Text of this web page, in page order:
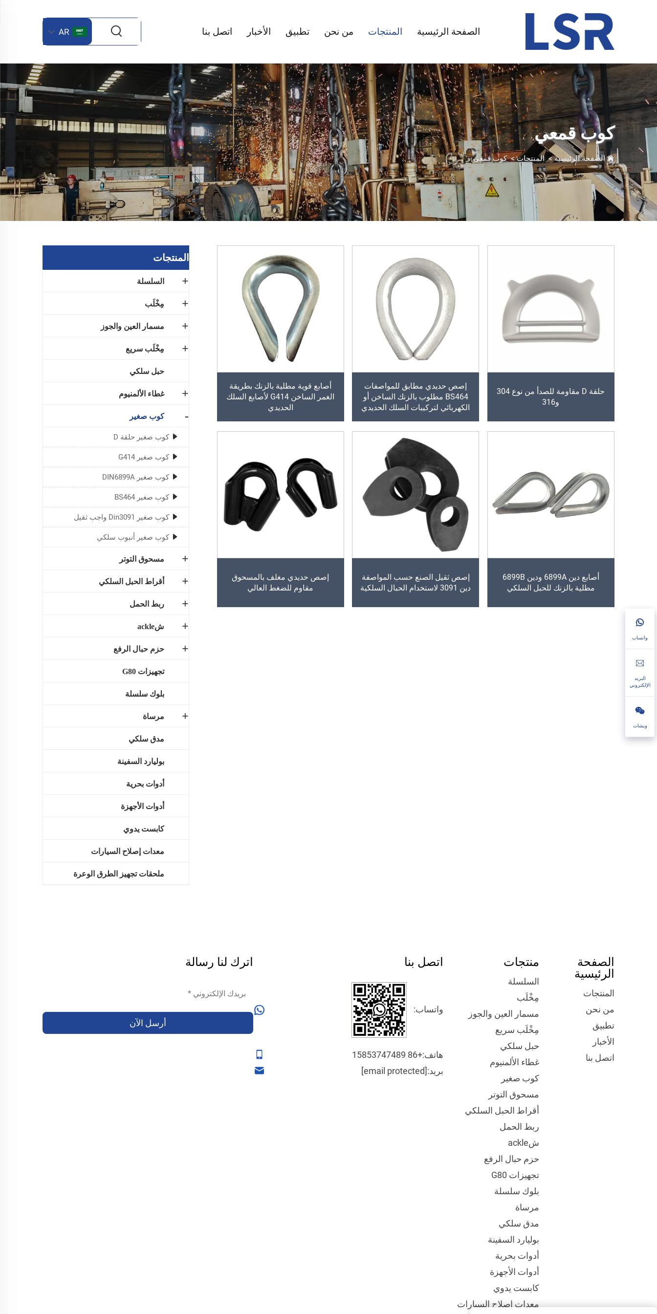
الصفحة الرئيسية المنتجات من نحن تطبيق الأخبار اتصل بنا AR
كوب قمعي
الصفحة الرئيسية>المنتجات>كوب قمعي
المنتجات
السلسلة
مِخْلَب
مسمار العين والجوز
مِخْلَب سريع
حبل سلكي
غطاء الألمنيوم
كوب صغير
كوب صغير حلقة D
كوب صغير G414
كوب صغير DIN6899A
كوب صغير BS464
كوب صغير Din3091 واجب ثقيل
كوب صغير أنبوب سلكي
مسحوق التوتر
أقراط الحبل السلكي
ربط الحمل
شackle
حزم حبال الرفع
تجهيزات G80
بلوك سلسلة
مرساة
مدق سلكي
بوليارد السفينة
أدوات بحرية
أدوات الأجهزة
كابست يدوي
معدات إصلاح السيارات
ملحقات تجهيز الطرق الوعرة
حلقة D مقاومة للصدأ من نوع 304
و316
إصص حديدي مطابق للمواصفات
BS464 مطلوب بالزنك الساخن أو
الكهربائي لتركيبات السلك الحديدي
أصابع قوية مطلية بالزنك بطريقة
الغمر الساخن G414 لأصابع السلك
الحديدي
أصابع دين 6899A ودين 6899B
مطلية بالزنك للحبل السلكي
إصص ثقيل الصنع حسب المواصفة
دين 3091 لاستخدام الحبال السلكية
إصص حديدي مغلف بالمسحوق
مقاوم للضغط العالي
الصفحة
الرئيسية
المنتجات
من نحن
تطبيق
الأخبار
اتصل بنا
منتجات
السلسلة
مِخْلَب
مسمار العين والجوز
مِخْلَب سريع
حبل سلكي
غطاء الألمنيوم
كوب صغير
مسحوق التوتر
أقراط الحبل السلكي
ربط الحمل
شackle
حزم حبال الرفع
تجهيزات G80
بلوك سلسلة
مرساة
مدق سلكي
بوليارد السفينة
أدوات بحرية
أدوات الأجهزة
كابست يدوي
معدات إصلاح السيارات
اتصل بنا
واتساب:
هاتف:+86 15853747489
بريد:[email protected]
اترك لنا رسالة
أرسل الآن
واتساب
البريد
الإلكتروني
ويشات